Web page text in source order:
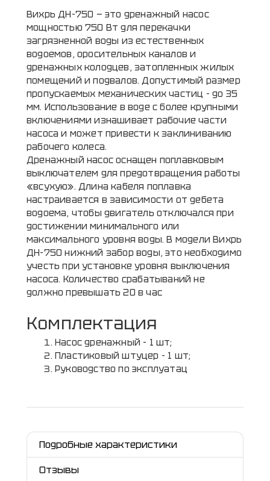
Вихрь ДН-750 — это дренажный насос
мощностью 750 Вт для перекачки
загрязненной воды из естественных
водоемов, оросительных каналов и
дренажных колодцев, затопленных жилых
помещений и подвалов. Допустимый размер
пропускаемых механических частиц - до 35
мм. Использование в воде с более крупными
включениями изнашивает рабочие части
насоса и может привести к заклиниванию
рабочего колеса.
Дренажный насос оснащен поплавковым
выключателем для предотвращения работы
«всухую». Длина кабеля поплавка
настраивается в зависимости от дебета
водоема, чтобы двигатель отключался при
достижении минимального или
максимального уровня воды. В модели Вихрь
ДН-750 нижний забор воды, это необходимо
учесть при установке уровня выключения
насоса. Количество срабатываний не
должно превышать 20 в час
Комплектация
Насос дренажный - 1 шт;
Пластиковый штуцер - 1 шт;
Руководство по эксплуатац
Подробные характеристики
Отзывы